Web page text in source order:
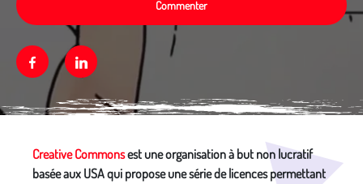
Commenter
FacebookLinkedin
Creative Commonsest une organisation à but non lucratif
basée aux USA qui propose une série de licences permettant